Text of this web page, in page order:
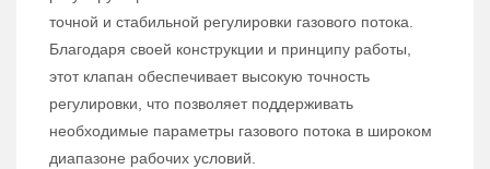
точной и стабильной регулировки газового потока.
Благодаря своей конструкции и принципу работы,
этот клапан обеспечивает высокую точность
регулировки, что позволяет поддерживать
необходимые параметры газового потока в широком
диапазоне рабочих условий.